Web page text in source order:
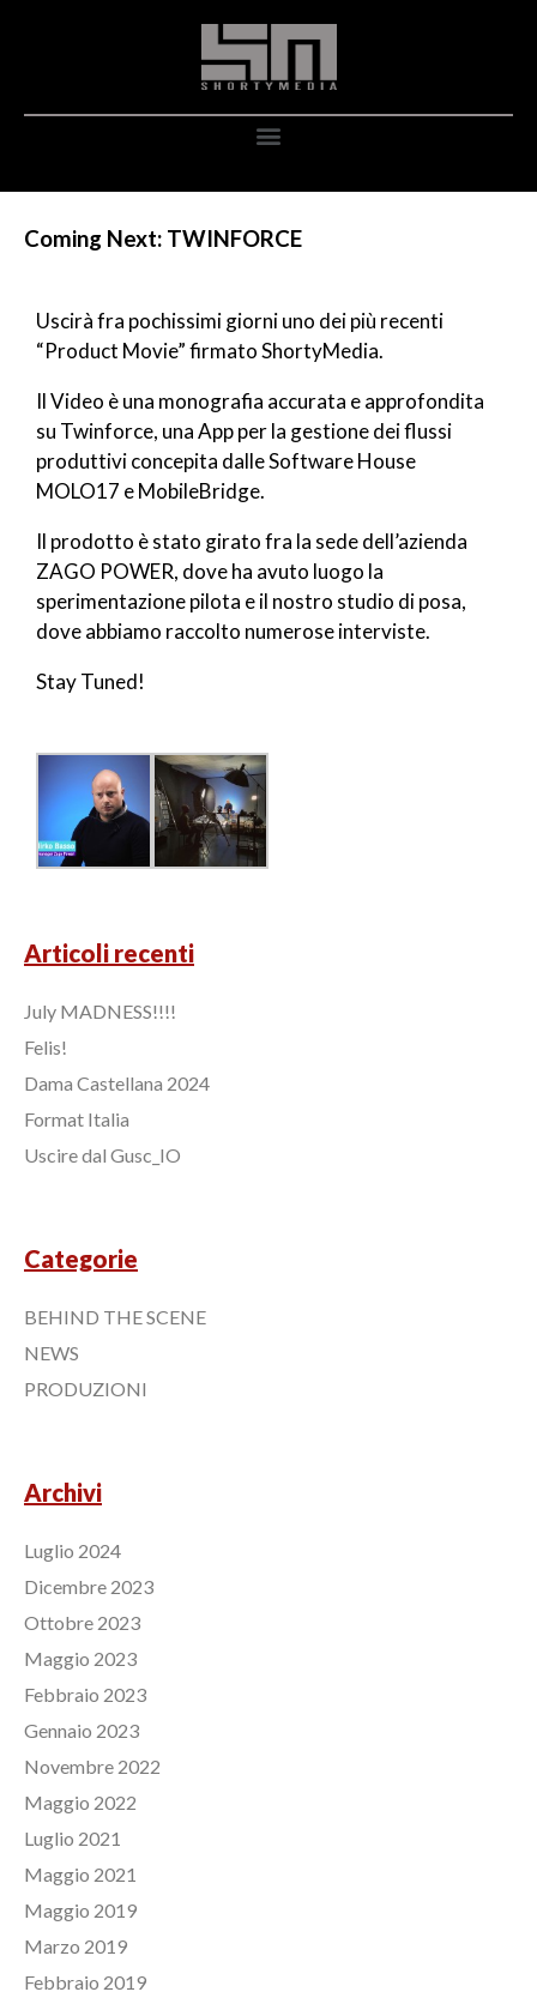
Coming Next: TWINFORCE
Uscirà fra pochissimi giorni uno dei più recenti
“Product Movie” firmato ShortyMedia.
Il Video è una monografia accurata e approfondita
su Twinforce, una App per la gestione dei flussi
produttivi concepita dalle Software House
MOLO17 e MobileBridge.
Il prodotto è stato girato fra la sede dell’azienda
ZAGO POWER, dove ha avuto luogo la
sperimentazione pilota e il nostro studio di posa,
dove abbiamo raccolto numerose interviste.
Stay Tuned!
Articoli recenti
July MADNESS!!!!
Felis!
Dama Castellana 2024
Format Italia
Uscire dal Gusc_IO
Categorie
BEHIND THE SCENE
NEWS
PRODUZIONI
Archivi
Luglio 2024
Dicembre 2023
Ottobre 2023
Maggio 2023
Febbraio 2023
Gennaio 2023
Novembre 2022
Maggio 2022
Luglio 2021
Maggio 2021
Maggio 2019
Marzo 2019
Febbraio 2019